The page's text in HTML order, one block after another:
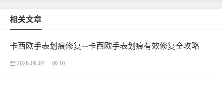
相关文章
卡西欧手表划痕修复--卡西欧手表划痕有效修复全攻略
2026-08-07 10